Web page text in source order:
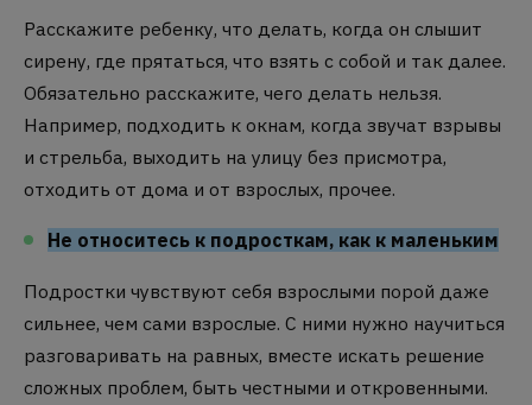
Расскажите ребенку, что делать, когда он слышит
сирену, где прятаться, что взять с собой и так далее.
Обязательно расскажите, чего делать нельзя.
Например, подходить к окнам, когда звучат взрывы
и стрельба, выходить на улицу без присмотра,
отходить от дома и от взрослых, прочее.
Не относитесь к подросткам, как к маленьким
Подростки чувствуют себя взрослыми порой даже
сильнее, чем сами взрослые. С ними нужно научиться
разговаривать на равных, вместе искать решение
сложных проблем, быть честными и откровенными.